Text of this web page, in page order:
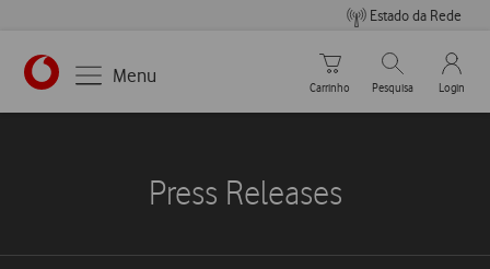
Estado da Rede
https://www.vodafone.pt
Menu
Carrinho de compras
Carrinho
Pesquisar
Pesquisa
My
Login
Press Releases